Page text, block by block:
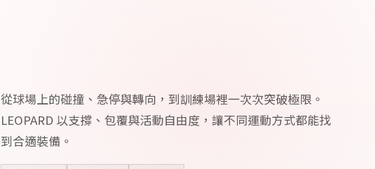
從球場上的碰撞、急停與轉向，到訓練場裡一次次突破極限。
LEOPARD 以支撐、包覆與活動自由度，讓不同運動方式都能找
到合適裝備。